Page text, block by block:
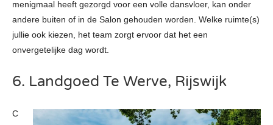
menigmaal heeft gezorgd voor een volle dansvloer, kan onder
andere buiten of in de Salon gehouden worden. Welke ruimte(s)
jullie ook kiezen, het team zorgt ervoor dat het een
onvergetelijke dag wordt.
6. Landgoed Te Werve, Rijswijk
C